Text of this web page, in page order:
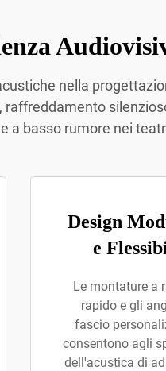
nella
raffreddamento
a basso rumore nei
Design
e
Le montature a
rapido e gli
fascio
consentono agli
dell'acustica di